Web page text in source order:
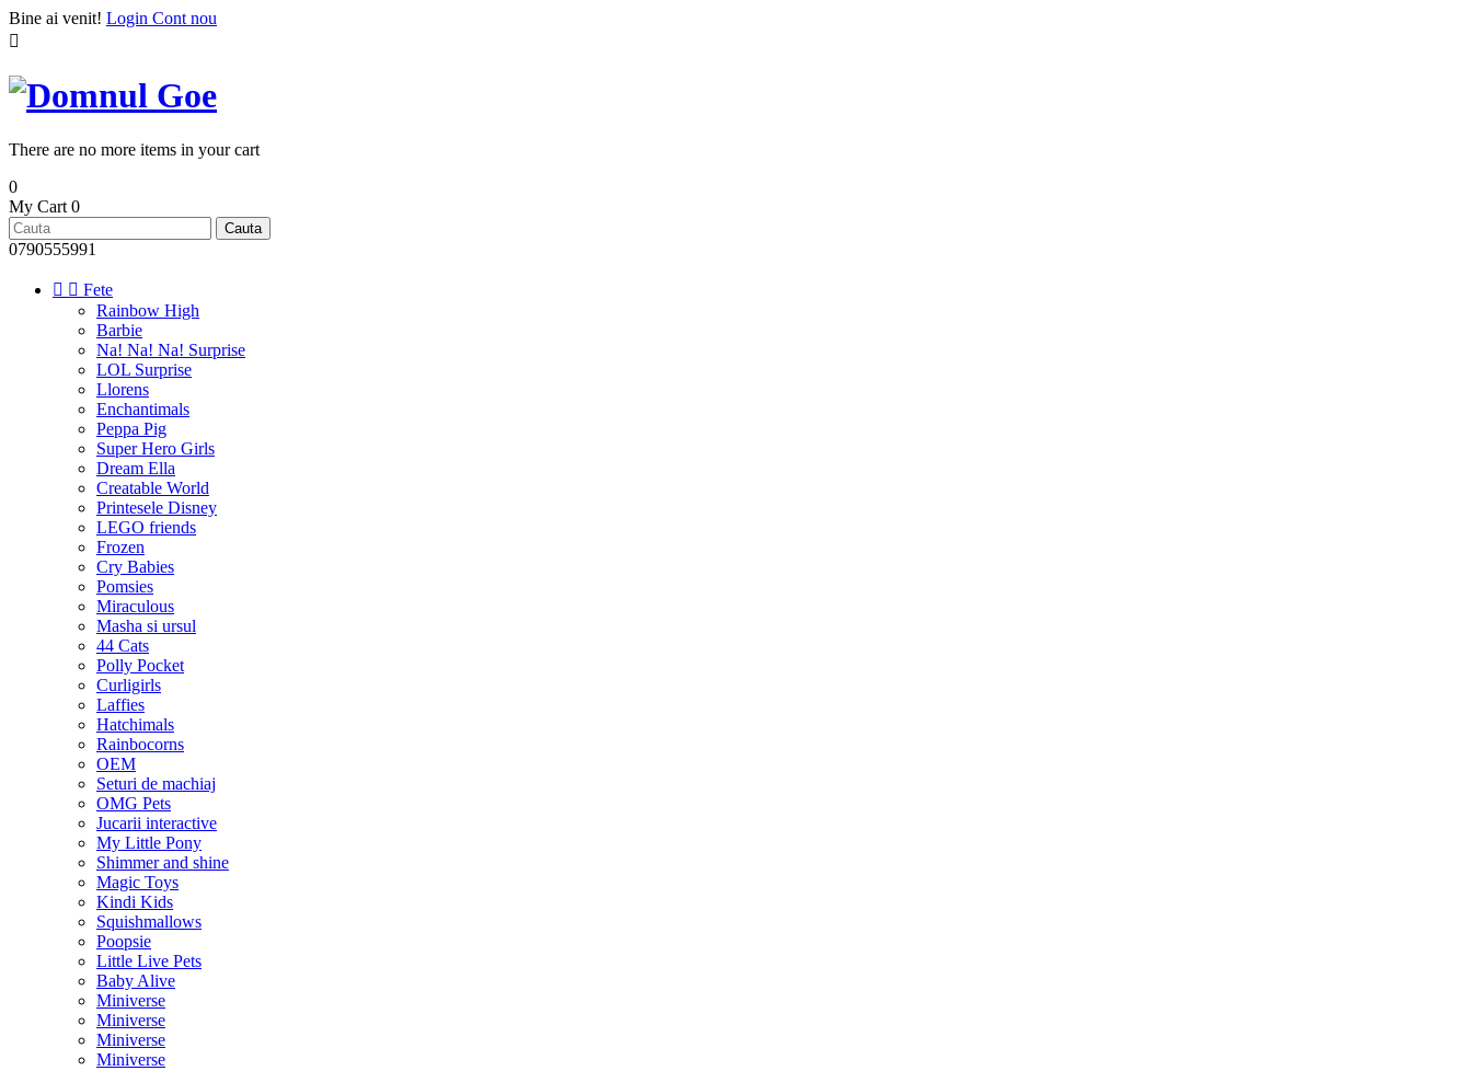
Bine ai venit! Login Cont nou

There are no more items in your cart
0
My Cart 0
Cauta
0790555991
  Fete
Rainbow High
Barbie
Na! Na! Na! Surprise
LOL Surprise
Llorens
Enchantimals
Peppa Pig
Super Hero Girls
Dream Ella
Creatable World
Printesele Disney
LEGO friends
Frozen
Cry Babies
Pomsies
Miraculous
Masha si ursul
44 Cats
Polly Pocket
Curligirls
Laffies
Hatchimals
Rainbocorns
OEM
Seturi de machiaj
OMG Pets
Jucarii interactive
My Little Pony
Shimmer and shine
Magic Toys
Kindi Kids
Squishmallows
Poopsie
Little Live Pets
Baby Alive
Miniverse
Miniverse
Miniverse
Miniverse